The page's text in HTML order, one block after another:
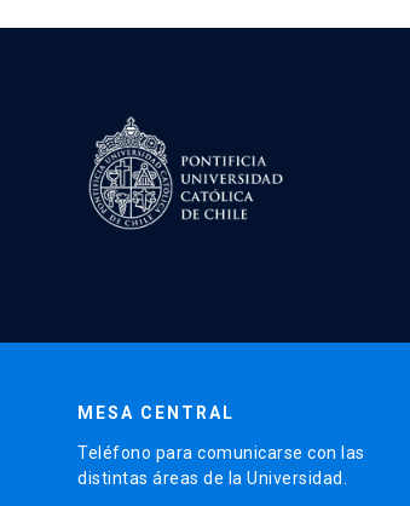
MESA CENTRAL
Teléfono para comunicarse con las
distintas áreas de la Universidad.